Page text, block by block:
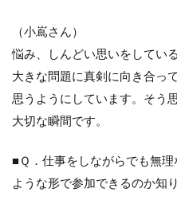
（小嶌さん）
悩み、しんどい思いをしてい
大きな問題に真剣に向き合っ
思うようにしています。そう
大切な瞬間です。
■Ｑ．仕事をしながらでも無
ような形で参加できるのか知